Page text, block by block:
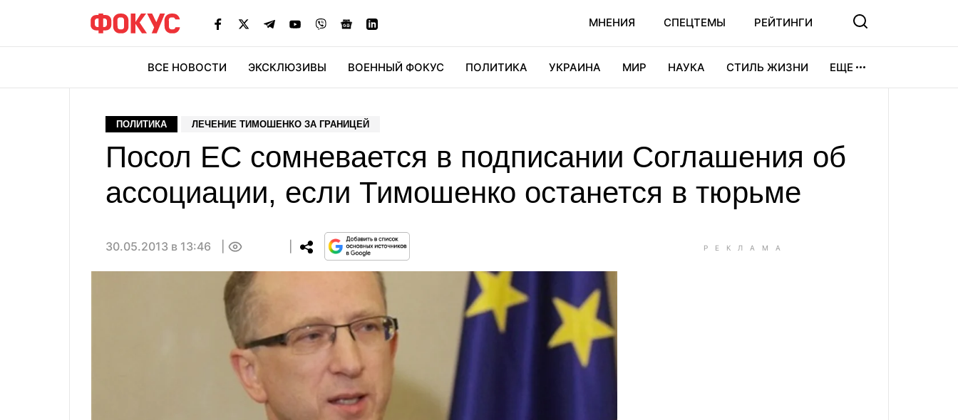
МНЕНИЯ СПЕЦТЕМЫ РЕЙТИНГИ
ВСЕ НОВОСТИ ЭКСКЛЮЗИВЫ ВОЕННЫЙ ФОКУС ПОЛИТИКА УКРАИНА МИР НАУКА СТИЛЬ ЖИЗНИ ЕЩЕ
ПОЛИТИКА ЛЕЧЕНИЕ ТИМОШЕНКО ЗА ГРАНИЦЕЙ
Посол ЕС сомневается в подписании Соглашения об
ассоциации, если Тимошенко останется в тюрьме
30.05.2013 в 13:46